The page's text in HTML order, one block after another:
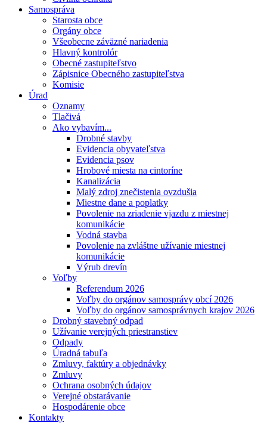
Samospráva
Starosta obce
Orgány obce
Všeobecne záväzné nariadenia
Hlavný kontrolór
Obecné zastupiteľstvo
Zápisnice Obecného zastupiteľstva
Komisie
Úrad
Oznamy
Tlačivá
Ako vybavím...
Drobné stavby
Evidencia obyvateľstva
Evidencia psov
Hrobové miesta na cintoríne
Kanalizácia
Malý zdroj znečistenia ovzdušia
Miestne dane a poplatky
Povolenie na zriadenie vjazdu z miestnej
komunikácie
Vodná stavba
Povolenie na zvláštne užívanie miestnej
komunikácie
Výrub drevín
Voľby
Referendum 2026
Voľby do orgánov samosprávy obcí 2026
Voľby do orgánov samosprávnych krajov 2026
Drobný stavebný odpad
Užívanie verejných priestranstiev
Odpady
Úradná tabuľa
Zmluvy, faktúry a objednávky
Zmluvy
Ochrana osobných údajov
Verejné obstarávanie
Hospodárenie obce
Kontakty